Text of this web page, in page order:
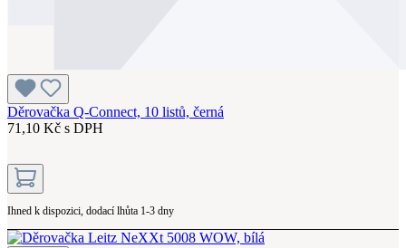
Děrovačka Q-Connect, 10 listů, černá
71,10 Kč s DPH
Ihned k dispozici, dodací lhůta 1-3 dny